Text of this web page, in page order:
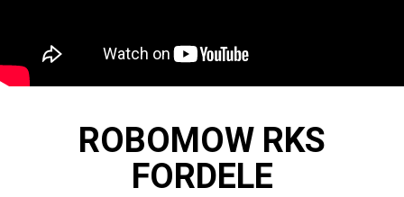
ROBOMOW RKS
FORDELE